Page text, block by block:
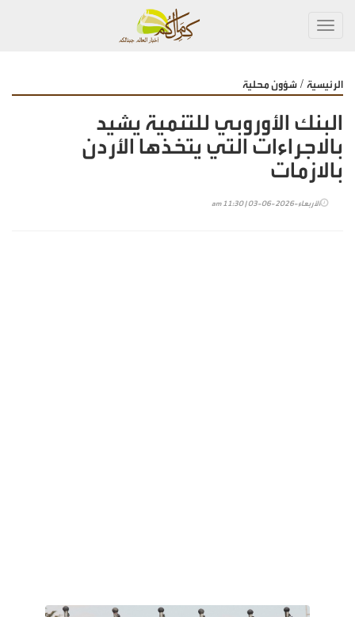
الرئيسية / شؤون محلية
البنك الأوروبي للتنمية يشيد
بالاجراءات التي يتخذها الأردن
بالازمات
الأربعاء-2026-06-03 | 11:30 am